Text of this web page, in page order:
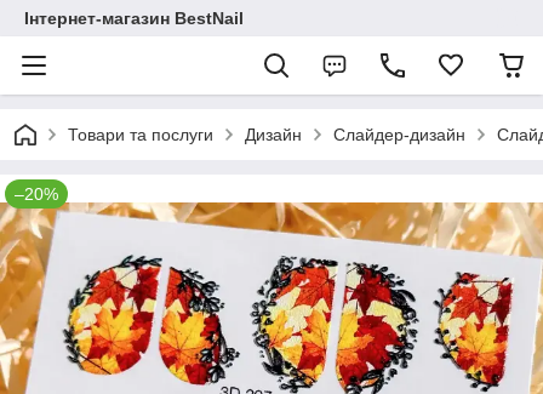
Інтернет-магазин BestNail
Товари та послуги Дизайн Слайдер-дизайн
–20%